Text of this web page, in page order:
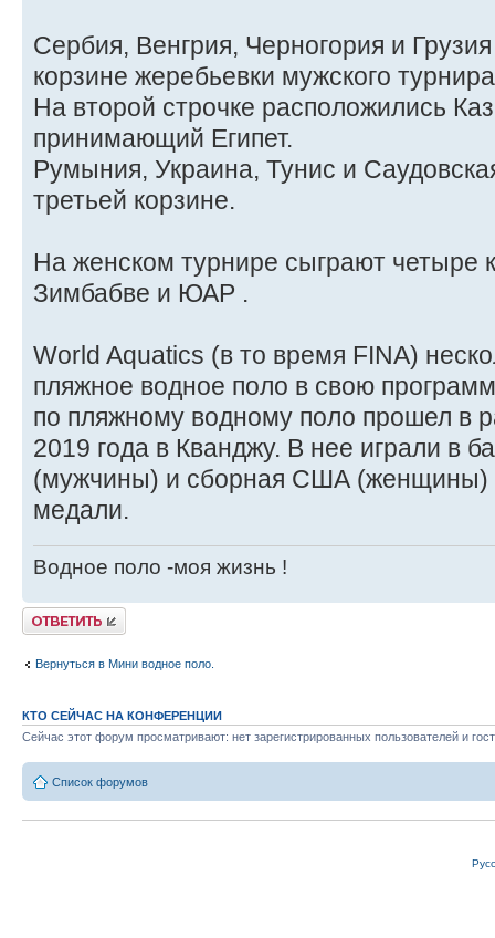
Сербия, Венгрия, Черногория и
корзине жеребьевки мужского
На второй строчке расположились
принимающий Египет.
Румыния, Украина, Тунис и
третьей корзине.
На женском турнире сыграют четыре
Зимбабве и ЮАР .
World Aquatics (в то время FINA)
пляжное водное поло в свою
по пляжному водному поло прошел в
2019 года в Кванджу. В нее играли в
(мужчины) и сборная США (женщины)
медали.
Водное поло -моя жизнь !
Ответить
Вернуться в Мини водное поло.
КТО СЕЙЧАС НА КОНФЕРЕНЦИИ
Сейчас этот форум просматривают: нет зарегистрированных пользователей и
Список форумов